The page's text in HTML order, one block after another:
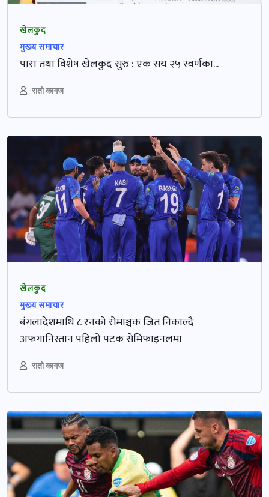
खेलकुद
मुख्‍य समाचार
पारा तथा विशेष खेलकुद सुरु : एक सय २५ स्वर्णका...
रातो कागज
खेलकुद
मुख्‍य समाचार
बंगलादेशमाथि ८ रनको रोमाञ्चक जित निकाल्दै
अफगानिस्तान पहिलो पटक सेमिफाइनलमा
रातो कागज